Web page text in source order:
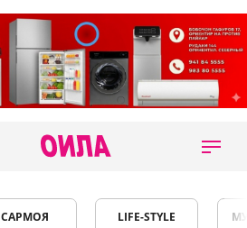
САРМОЯ LIFE-STYLE